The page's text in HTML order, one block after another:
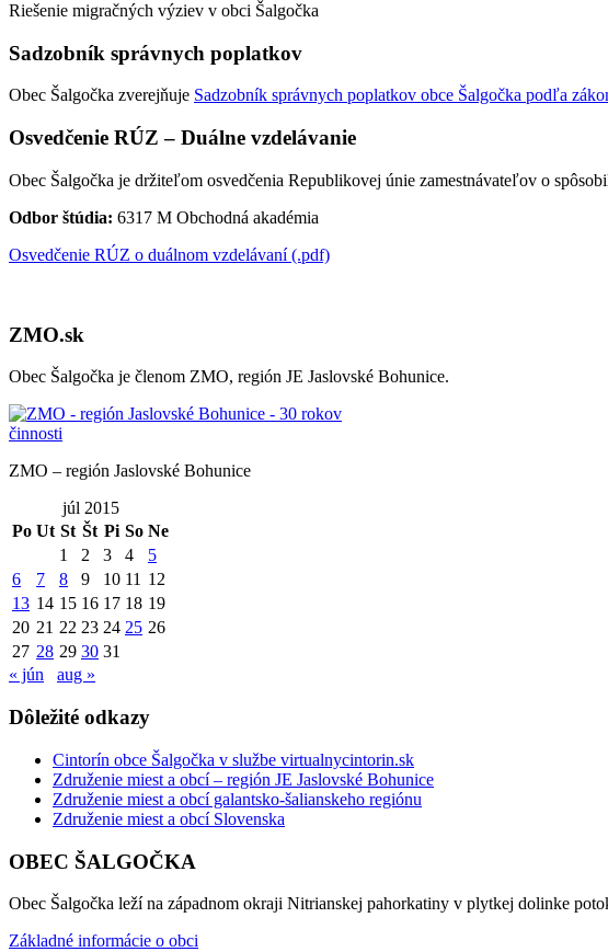
Riešenie migračných výziev v obci Šalgočka
Sadzobník správnych poplatkov
Obec Šalgočka zverejňuje Sadzobník správnych poplatkov obce Šalgočka podľa
Osvedčenie RÚZ – Duálne vzdelávanie
Obec Šalgočka je držiteľom osvedčenia Republikovej únie zamestnávateľov o
Odbor štúdia: 6317 M Obchodná akadémia
Osvedčenie RÚZ o duálnom vzdelávaní (.pdf)
ZMO.sk
Obec Šalgočka je členom ZMO, región JE Jaslovské Bohunice.
ZMO – región Jaslovské Bohunice
júl 2015
Po Ut St Št Pi So Ne
1
2 3 4
5
6
7 8 9 10 11 12
13 14 15 16 17 18 19
20 21 22 23 24 25 26
27 28 29 30 31
« jún
aug »
Dôležité odkazy
Cintorín obce Šalgočka v službe virtualnycintorin.sk
Združenie miest a obcí – región JE Jaslovské Bohunice
Združenie miest a obcí galantsko-šalianskeho regiónu
Združenie miest a obcí Slovenska
OBEC ŠALGOČKA
Obec Šalgočka leží na západnom okraji Nitrianskej pahorkatiny v plytkej dolinke
Základné informácie o obci